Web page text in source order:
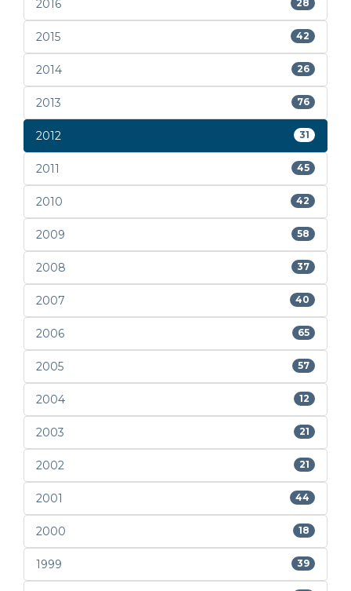
2016 28
2015 42
2014 26
2013 76
2012 31
2011 45
2010 42
2009 58
2008 37
2007 40
2006 65
2005 57
2004 12
2003 21
2002 21
2001 44
2000 18
1999 39